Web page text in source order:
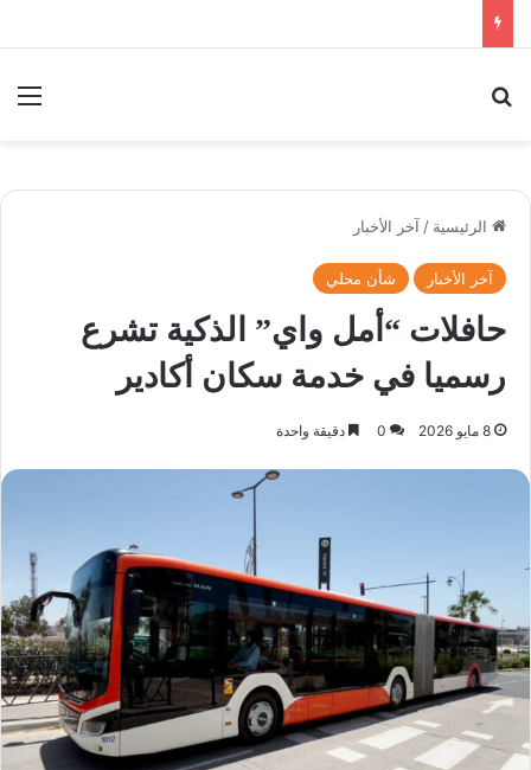
الرئيسية / آخر الأخبار
آخر الأخبار شأن محلي
حافلات “أمل واي” الذكية تشرع
رسميا في خدمة سكان أكادير
8 مايو 2026 0 دقيقة واحدة